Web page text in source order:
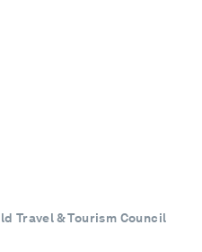
Travel & Tourism Council